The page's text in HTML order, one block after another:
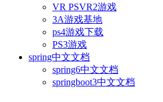
VR PSVR2游戏
3A游戏基地
ps4游戏下载
PS3游戏
spring中文文档
spring6中文文档
springboot3中文文档